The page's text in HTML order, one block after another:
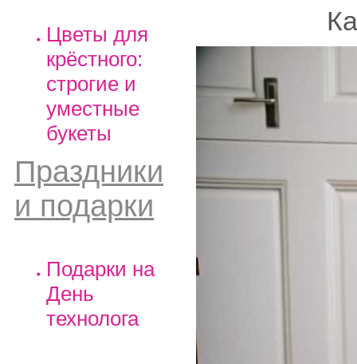
Цветы для
крёстного:
строгие и
уместные
букеты
Праздники
и подарки
Подарки на
День
технолога